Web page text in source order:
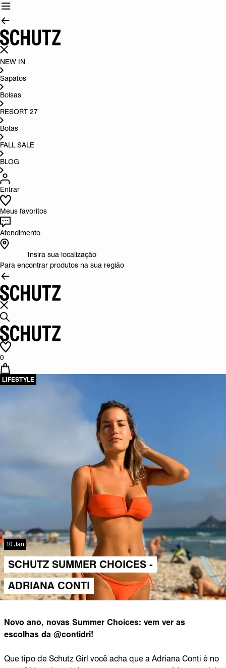
NEW IN
Sapatos
Bolsas
RESORT 27
Botas
FALL SALE
BLOG
Entrar
Meus favoritos
Atendimento
Insira sua localização
Para encontrar produtos na sua região
0
10 Jan
LIFESTYLE
SCHUTZ SUMMER CHOICES -
ADRIANA CONTI
Novo ano, novas Summer Choices: vem ver as
escolhas da @contidri!
Que tipo de Schutz Girl você acha que a Adriana Conti é no